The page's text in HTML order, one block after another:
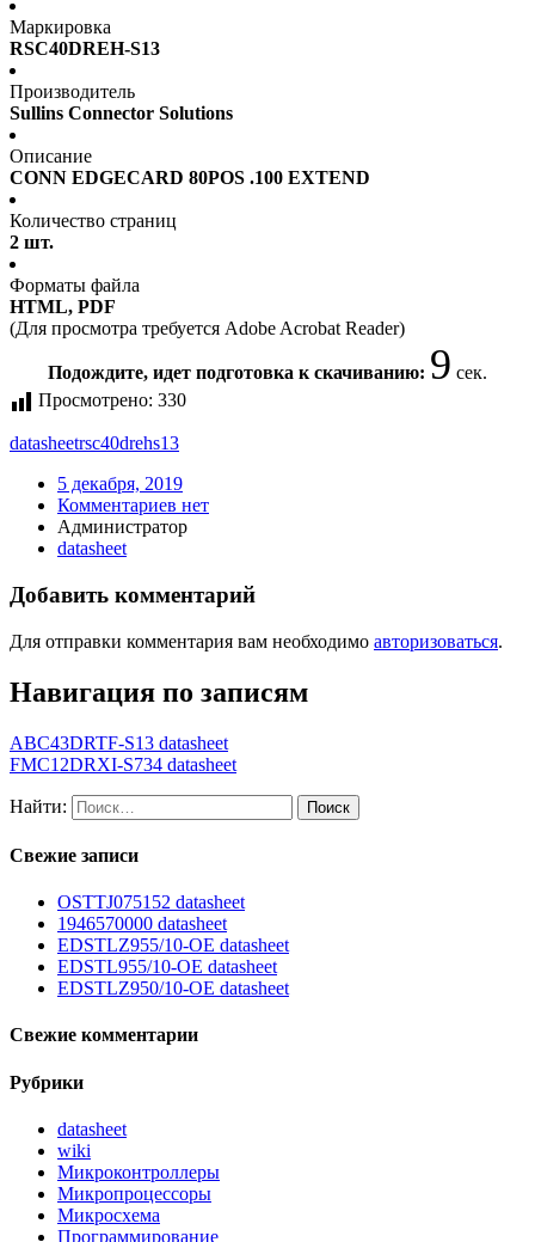
Маркировка
RSC40DREH-S13
Производитель
Sullins Connector Solutions
Описание
CONN EDGECARD 80POS .100 EXTEND
Количество страниц
2 шт.
Форматы файла
HTML, PDF
(Для просмотра требуется Adobe Acrobat Reader)
Подождите, идет подготовка к скачиванию: 9 сек.
Просмотрено: 330
datasheetrsc40drehs13
5 декабря, 2019
Комментариев нет
Администратор
datasheet
Добавить комментарий
Для отправки комментария вам необходимо авторизоваться.
Навигация по записям
ABC43DRTF-S13 datasheet
FMC12DRXI-S734 datasheet
Найти:
Свежие записи
OSTTJ075152 datasheet
1946570000 datasheet
EDSTLZ955/10-OE datasheet
EDSTL955/10-OE datasheet
EDSTLZ950/10-OE datasheet
Свежие комментарии
Рубрики
datasheet
wiki
Микроконтроллеры
Микропроцессоры
Микросхема
Программирование